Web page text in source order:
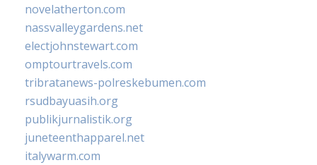
novelatherton.com
nassvalleygardens.net
electjohnstewart.com
omptourtravels.com
tribratanews-polreskebumen.com
rsudbayuasih.org
publikjurnalistik.org
juneteenthapparel.net
italywarm.com